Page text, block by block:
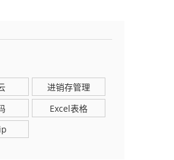
进销存管理
Excel表格